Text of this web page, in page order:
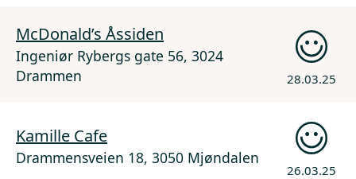
McDonald’s Åssiden
Ingeniør Rybergs gate 56, 3024
Drammen
28.03.25
Kamille Cafe
Drammensveien 18, 3050 Mjøndalen
26.03.25